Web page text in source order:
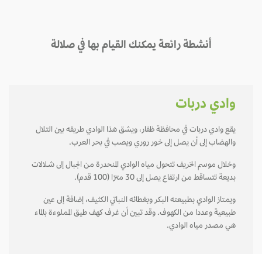
أنشطة رائعة يمكنك القيام بها في صلالة
وادي دربات
يقع وادي دربات في محافظة ظفار، ويشق هذا الوادي طريقه بين التلال
والهضاب إلى أن يصل إلى خـور روري ويصب في بحر العرب.
وخلال موسم الخريف تتحول مياه الوادي المنحدرة من الجبال إلى شـلالات
بديعة تتساقط من ارتفاع يصل إلى 30 مترًا (100 قدم).
ويمـتاز الوادي بطبيعته البكر وبغطائه النباتي الكثيف، إضافة إلى عين
طبيعية وعددا من الكهوف. وقد تبين أن غرف كهف طيق المملوءة بالماء
هي مصدر مياه الوادي.